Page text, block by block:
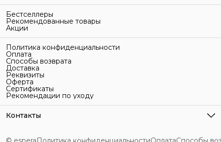
Бестселлеры
Рекомендованные товары
Акции
Политика конфиденциальности
Оплата
Способы возврата
Доставка
Реквизиты
Оферта
Сертификаты
Рекомендации по уходу
Контакты